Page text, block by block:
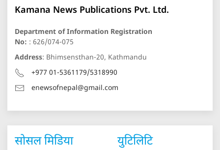
Kamana News Publications Pvt. Ltd.
Department of Information Registration
No: : 626/074-075
Address: Bhimsensthan-20, Kathmandu
+977 01-5361179/5318990
enewsofnepal@gmail.com
सोसल मिडिया युटिलिटि